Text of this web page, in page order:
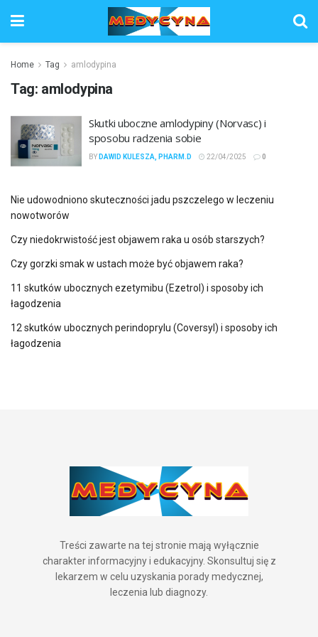
Home Tag amlodypina
Tag: amlodypina
Skutki uboczne amlodypiny (Norvasc) i
sposobu radzenia sobie
BY DAWID KULESZA, PHARM.D 22/04/2025 0
Nie udowodniono skuteczności jadu pszczelego w leczeniu
nowotworów
Czy niedokrwistość jest objawem raka u osób starszych?
Czy gorzki smak w ustach może być objawem raka?
11 skutków ubocznych ezetymibu (Ezetrol) i sposoby ich
łagodzenia
12 skutków ubocznych perindoprylu (Coversyl) i sposoby ich
łagodzenia
Treści zawarte na tej stronie mają wyłącznie
charakter informacyjny i edukacyjny. Skonsultuj się z
lekarzem w celu uzyskania porady medycznej,
leczenia lub diagnozy.